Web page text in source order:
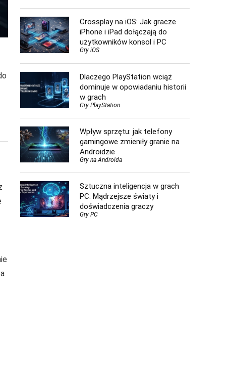
Crossplay na iOS: Jak gracze
iPhone i iPad dołączają do
użytkowników konsol i PC
Gry iOS
Dlaczego PlayStation wciąż
dominuje w opowiadaniu historii
w grach
Gry PlayStation
Wpływ sprzętu: jak telefony
gamingowe zmieniły granie na
Androidzie
Gry na Androida
Sztuczna inteligencja w grach
PC: Mądrzejsze światy i
doświadczenia graczy
Gry PC